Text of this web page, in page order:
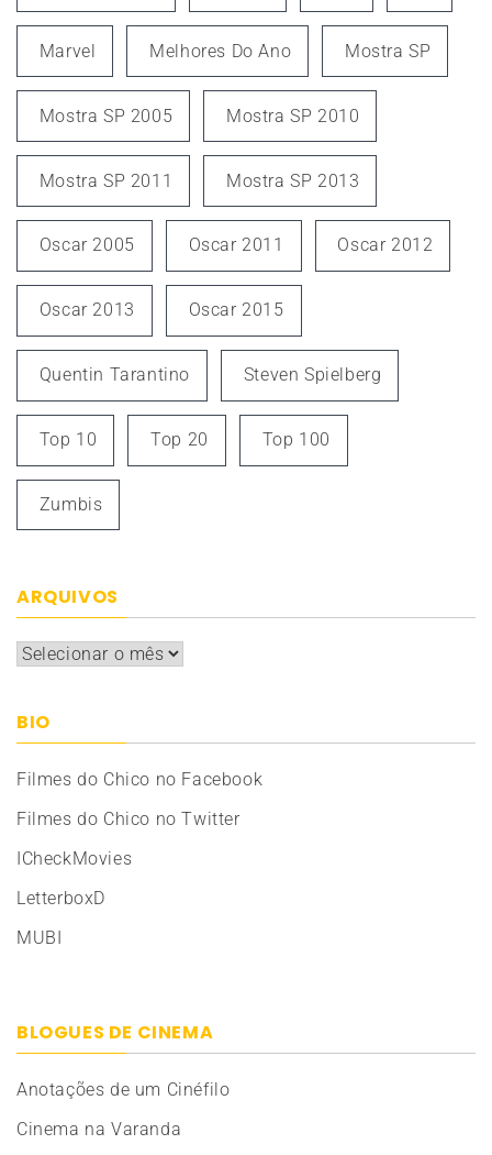
Marvel Melhores Do Ano Mostra SP
Mostra SP 2005 Mostra SP 2010
Mostra SP 2011 Mostra SP 2013
Oscar 2005 Oscar 2011 Oscar 2012
Oscar 2013 Oscar 2015
Quentin Tarantino Steven Spielberg
Top 10 Top 20 Top 100
Zumbis
ARQUIVOS
Arquivos
BIO
Filmes do Chico no Facebook
Filmes do Chico no Twitter
ICheckMovies
LetterboxD
MUBI
BLOGUES DE CINEMA
Anotações de um Cinéfilo
Cinema na Varanda